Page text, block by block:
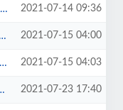
2021-07-14 09:36
2021-07-15 04:00
2021-07-15 04:03
2021-07-23 17:40